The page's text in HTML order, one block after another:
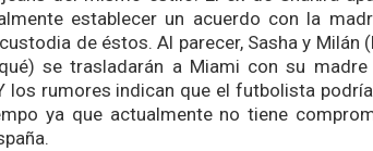
establecer un acuerdo con la
de éstos. Al parecer, Sasha y Milán
se trasladarán a Miami con su madre
los rumores indican que el futbolista
ya que actualmente no tiene